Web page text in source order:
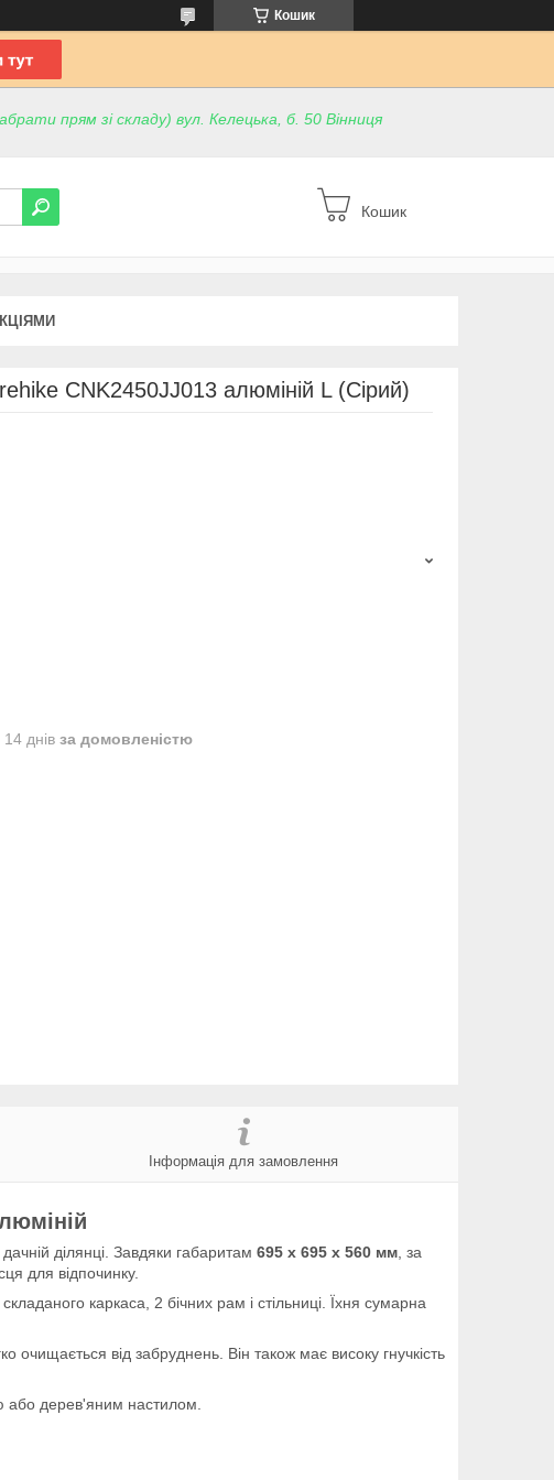
Кошик
прям зі складу) вул. Келецька, б. 50 Вінниця
Кошик
CNK2450JJ013 алюміній L (Сірий)
днів за домовленістю
Інформація для замовлення
ділянці. Завдяки габаритам 695 х 695 х 560 мм, за
для відпочинку.
каркаса, 2 бічних рам і стільниці. Їхня сумарна
очищається від забруднень. Він також має високу гнучкість
або дерев'яним настилом.